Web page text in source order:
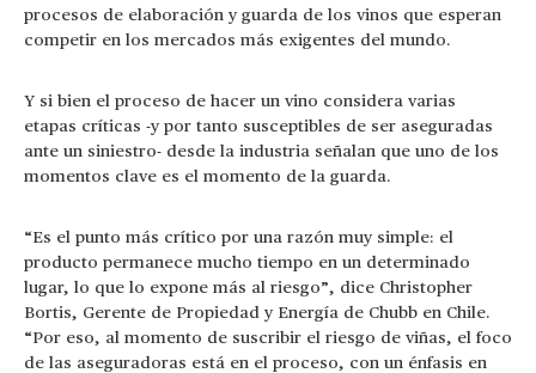
procesos de elaboración y guarda de los vinos que esperan
competir en los mercados más exigentes del mundo.
Y si bien el proceso de hacer un vino considera varias
etapas críticas -y por tanto susceptibles de ser aseguradas
ante un siniestro- desde la industria señalan que uno de los
momentos clave es el momento de la guarda.
“Es el punto más crítico por una razón muy simple: el
producto permanece mucho tiempo en un determinado
lugar, lo que lo expone más al riesgo”, dice Christopher
Bortis, Gerente de Propiedad y Energía de Chubb en Chile.
“Por eso, al momento de suscribir el riesgo de viñas, el foco
de las aseguradoras está en el proceso, con un énfasis en